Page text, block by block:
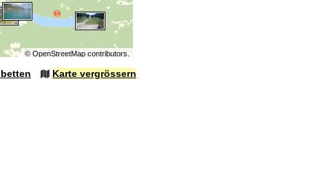
© OpenStreetMapcontributors.
Karte vergrössern